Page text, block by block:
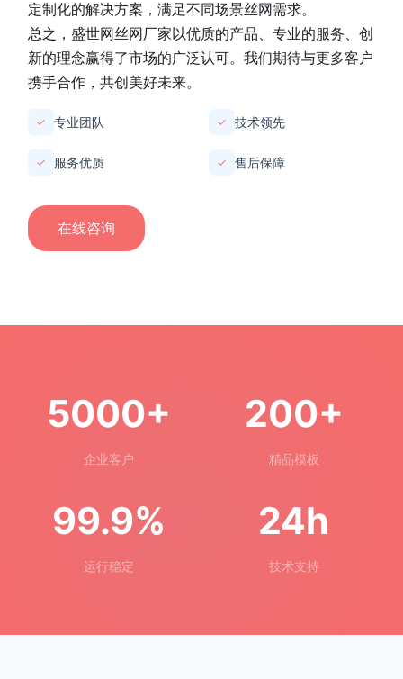
定制化的解决方案，满足不同场景丝网需求。
总之， 盛世网丝网厂家以优质的产品、专业的服务、创
新的理念赢得了市场的广泛认可。我们期待与更多客户
携手合作，共创美好未来。
✓ 专业团队 ✓ 技术领先
✓ 服务优质 ✓ 售后保障
在线咨询
5000+
企业客户
200+
精品模板
99.9%
运行稳定
24h
技术支持